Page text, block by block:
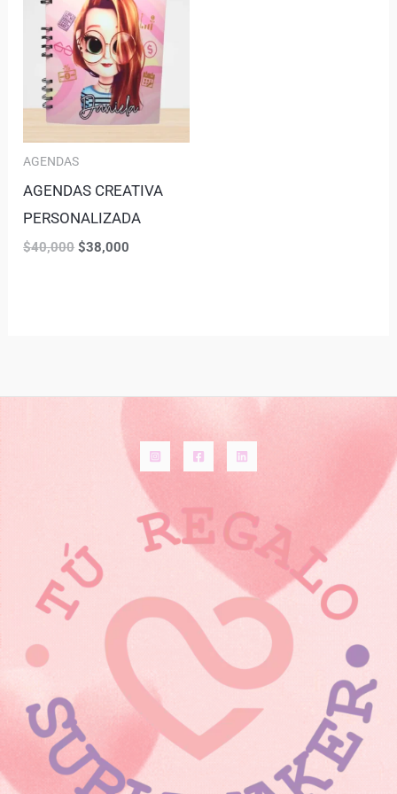
AGENDAS
AGENDAS CREATIVA
PERSONALIZADA
$40,000 $38,000